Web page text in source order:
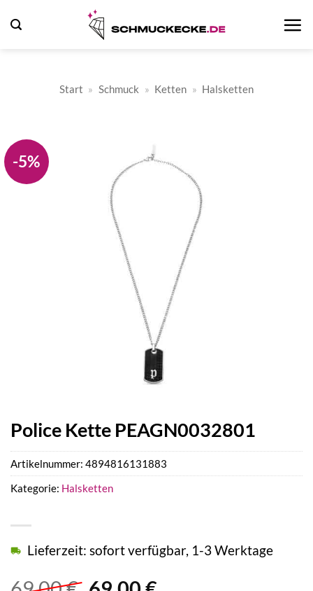
Inhalt
Start » Schmuck » Ketten » Halsketten
-5%
Police Kette PEAGN0032801
Lieferzeit: sofort verfügbar, 1-3 Werktage
Artikelnummer: 4894816131883
Kategorie: Halsketten